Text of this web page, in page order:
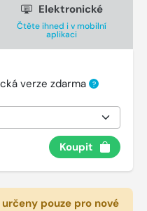
Elektronické
Čtěte ihned i v mobilní
aplikaci
verze zdarma ?
Koupit
pouze pro nové